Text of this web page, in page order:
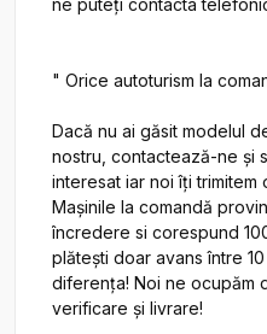
ne puteți contacta
" Orice autoturism la
Dacă nu ai găsit modelul
nostru, contactează-ne și
interesat iar noi îți trimitem
Mașinile la comandă
încredere si corespund
plătești doar avans între
diferența! Noi ne ocupăm
verificare și livrare!